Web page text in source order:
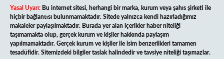
Yasal Uyarı: Bu internet sitesi, herhangi bir marka, kurum veya şahıs şirketi ile
hiçbir bağlantısı bulunmamaktadır. Sitede yalnızca kendi hazırladığımız
makaleler paylaşılmaktadır. Burada yer alan içerikler haber niteliği
taşımamakta olup, gerçek kurum ve kişiler hakkında paylaşım
yapılmamaktadır. Gerçek kurum ve kişiler ile isim benzerlikleri tamamen
tesadüfidir. Sitemizdeki bilgiler taslak halindedir ve tavsiye niteliği taşımazlar.